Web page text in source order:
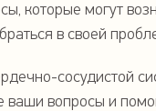
которые могут
в своей
сосудистой
ваши вопросы и